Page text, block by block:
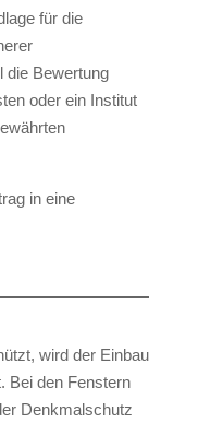
für die
die Bewertung
oder ein Institut
in eine
wird der Einbau
Bei den Fenstern
Denkmalschutz